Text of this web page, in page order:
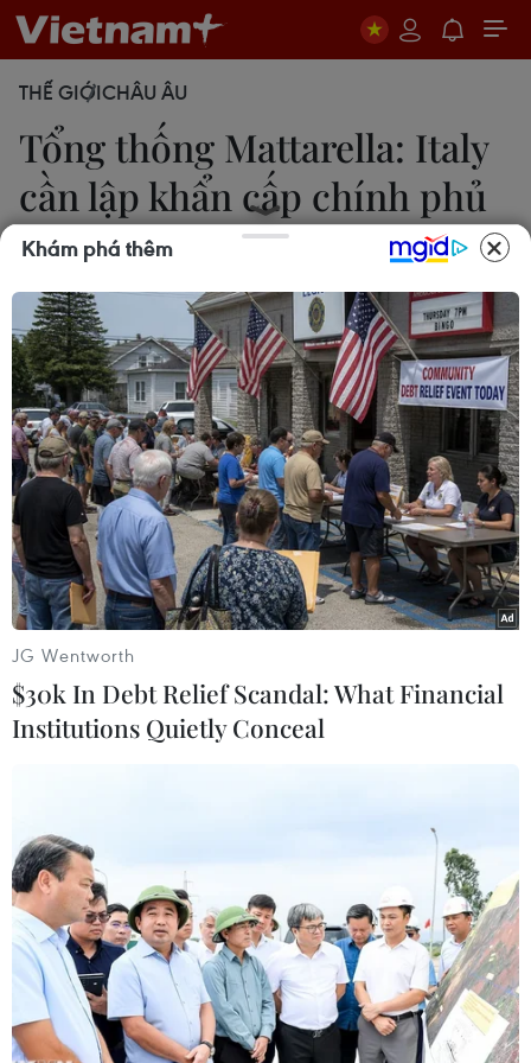
THẾ GIỚICHÂU ÂU
Tổng thống Mattarella: Italy
cần lập khẩn cấp chính phủ
mới
10/12/2016 23:01
Tổng thống Italy Mattarella nhấn mạnh nước này
cần có một chính phủ mới càng sớm càng tốt
nhằm giải quyết các vấn đề trong nước như cuộc
khủng hoảng chính trị, ngân hàng gặp rắc rối.
Tổng thống Sergio Mattarella. (Ảnh: EPA/TTXVN)
Theo phóng viên TTXVN tại Rome, sau 3 ngày
tham vấn với lãnh đạo các chính đảng, Tổng
thống Italy Sergio Mattarella tối 10/12 cam kết
rằng “trong những giờ tới,” ông sẽ đưa ra các
Khám phá thêm
JG Wentworth
$30k In Debt Relief Scandal: What Financial
Institutions Quietly Conceal